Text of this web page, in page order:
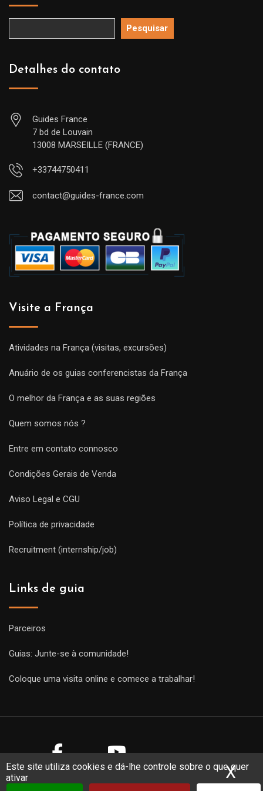
Este site utiliza cookies e dá-lhe controle sobre o que quer
ativar
X
Pesquisar
Detalhes do contato
Guides France
7 bd de Louvain
13008 MARSEILLE (FRANCE)
+33744750411
contact@guides-france.com
Visite a França
Atividades na França (visitas, excursões)
Anuário de os guias conferencistas da França
O melhor da França e as suas regiões
Quem somos nós ?
Entre em contato connosco
Condições Gerais de Venda
Aviso Legal e CGU
Política de privacidade
Recruitment (internship/job)
Links de guia
Parceiros
Guias: Junte-se à comunidade!
Coloque uma visita online e comece a trabalhar!
Copyright Guides 2021. Tous droits réservés.
Développement